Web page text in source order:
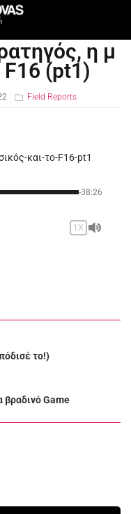
η μ
F16 (pt1)
Field Reports
και-το-F16-pt1
-38:26
1X
το!)
βραδινό Game